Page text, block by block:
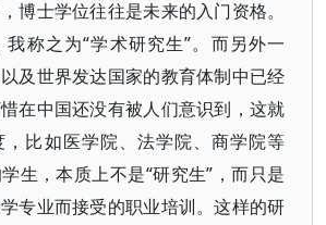
博士学位往往是未来的入门资格。
称之为“学术研究生”。而另外一
及世界发达国家的教育体制中已经
在中国还没有被人们意识到，这就
，比如医学院、法学院、商学院等
生，本质上不是“研究生”，而只是
专业而接受的职业培训。这样的研